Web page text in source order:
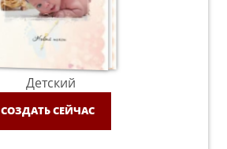
Детский
СОЗДАТЬ СЕЙЧАС